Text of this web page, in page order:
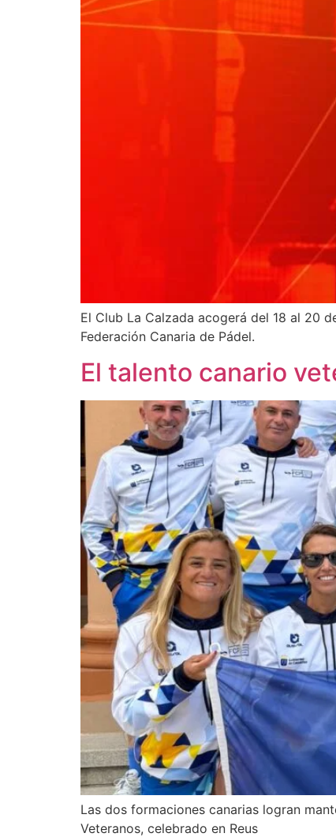
El Club La Calzada acogerá del 18 al 20
Federación Canaria de Pádel.
El talento canario
Las dos formaciones canarias logran
Veteranos, celebrado en Reus